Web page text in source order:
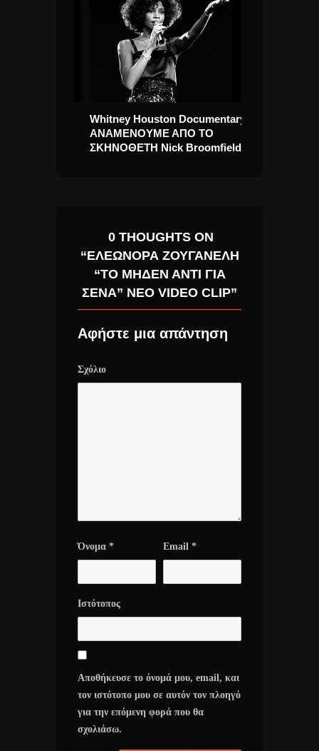
Whitney Houston Documentary
ΑΝΑΜΕΝΟΥΜΕ ΑΠΟ ΤΟ
ΣΚΗΝΟΘΕΤΗ Nick Broomfield
0 THOUGHTS ON
“ΕΛΕΩΝΌΡΑ ΖΟΥΓΑΝΈΛΗ
“ΤΟ ΜΗΔΈΝ ΑΝΤΊ ΓΙΑ
ΣΈΝΑ” ΝΈΟ VIDEO CLIP”
Αφήστε μια απάντηση
Σχόλιο
Όνομα * Email *
Ιστότοπος
Αποθήκευσε το όνομά μου, email, και
τον ιστότοπο μου σε αυτόν τον πλοηγό
για την επόμενη φορά που θα
σχολιάσω.